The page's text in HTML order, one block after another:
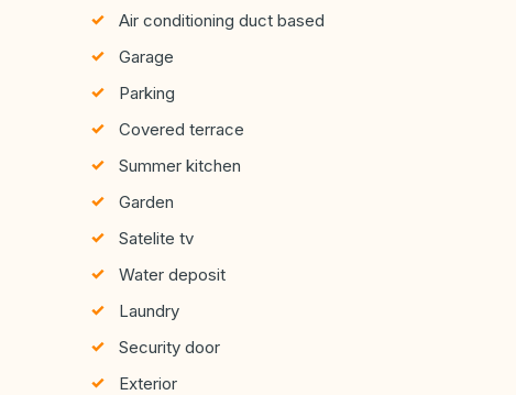
Air conditioning duct based
Garage
Parking
Covered terrace
Summer kitchen
Garden
Satelite tv
Water deposit
Laundry
Security door
Exterior